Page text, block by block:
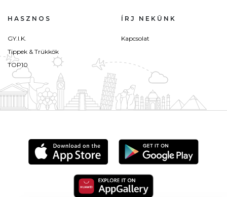
HASZNOS
GY.I.K.
Tippek & Trükkök
TOP10
ÍRJ NEKÜNK
Kapcsolat